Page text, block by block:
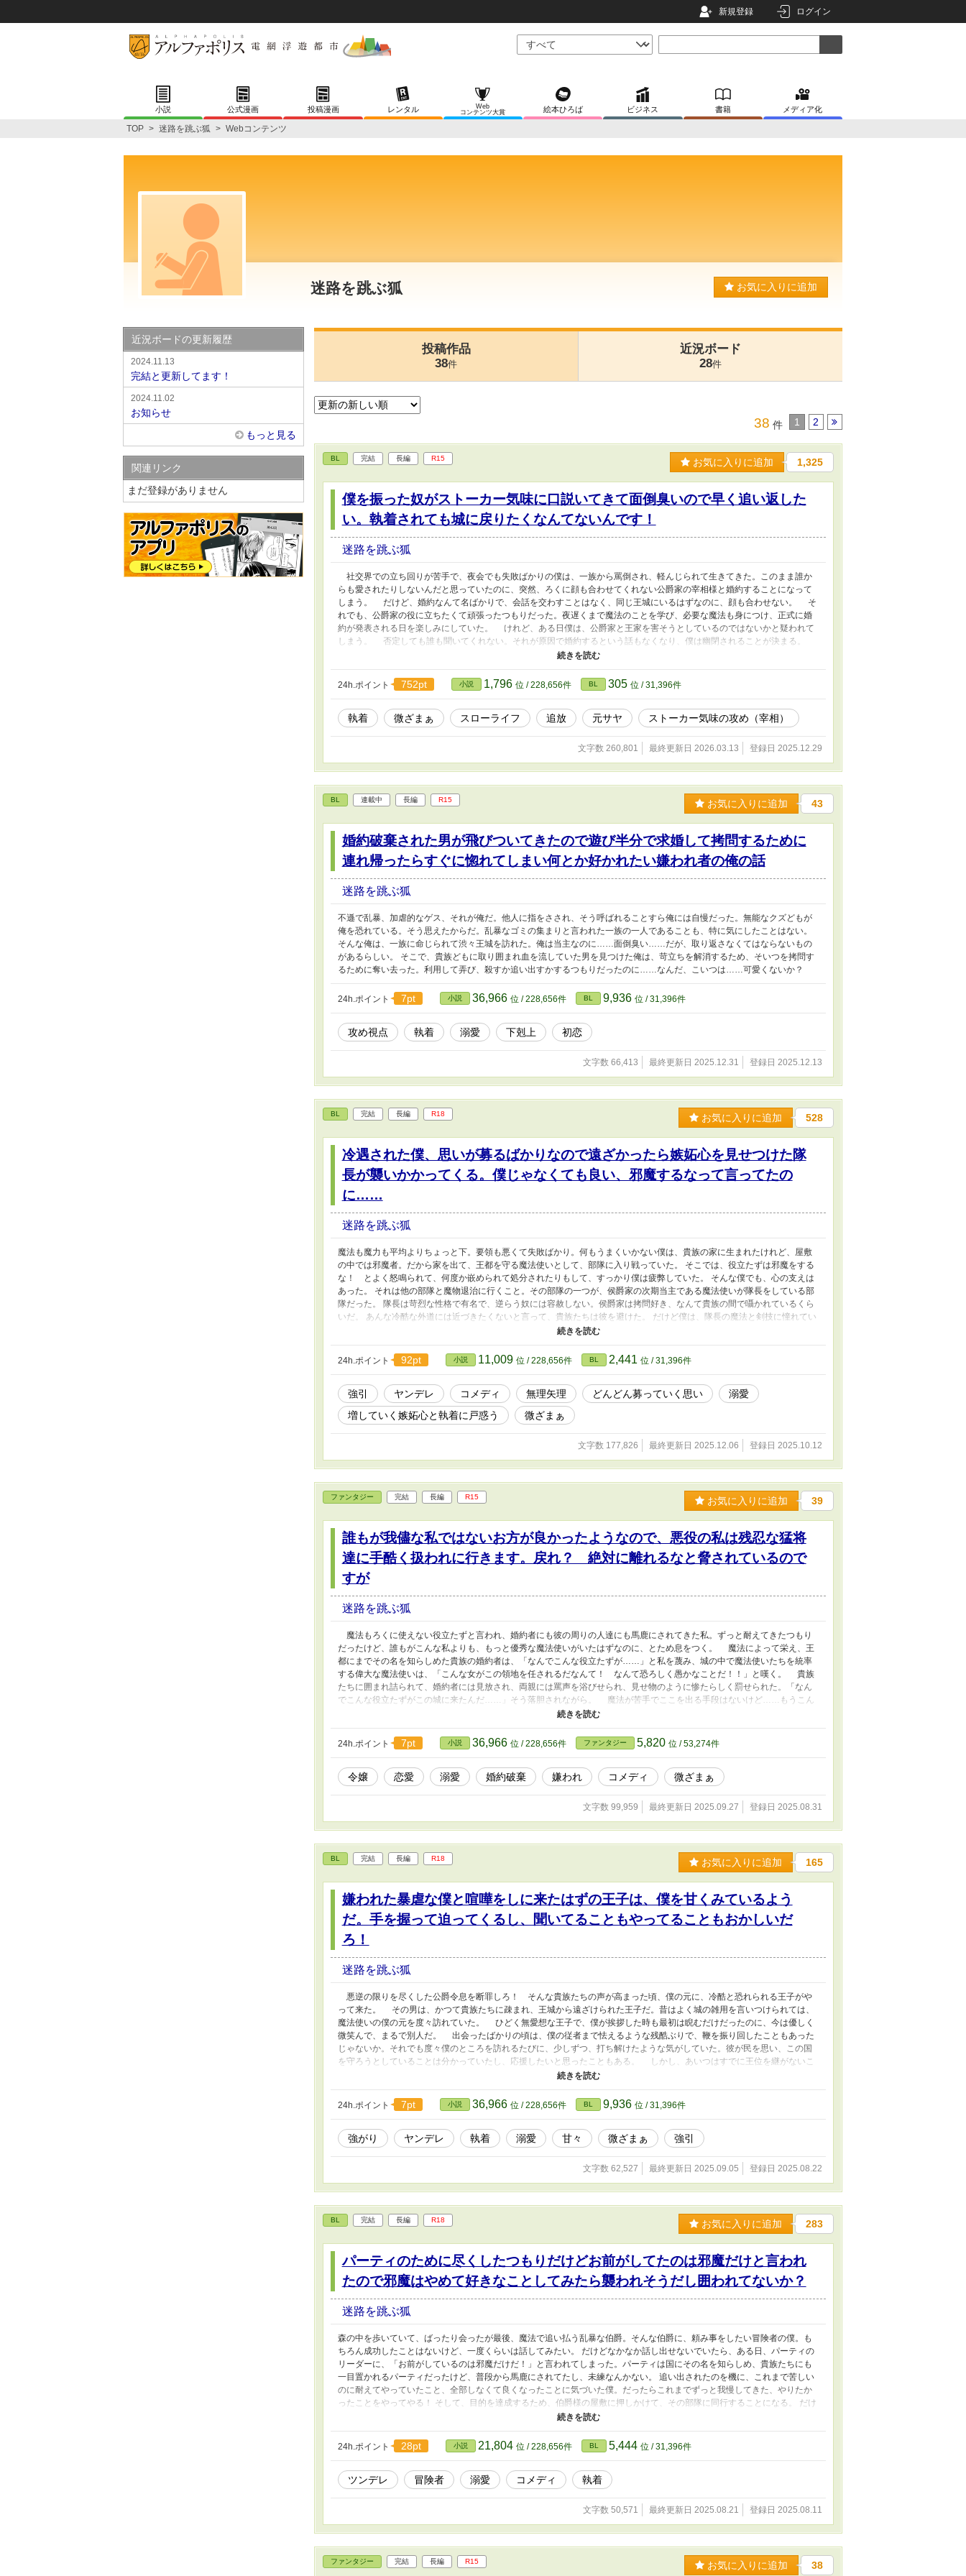
新規登録 ログイン
小説 公式漫画 投稿漫画 レンタル
Web
コンテンツ大賞
絵本ひろば ビジネス 書籍 メディア化
TOP > 迷路を跳ぶ狐 > Webコンテンツ
迷路を跳ぶ狐 お気に入りに追加
投稿作品
38件
近況ボード
28件
38 件 1 2
BL 完結 長編 R15 お気に入りに追加 1,325
僕を振った奴がストーカー気味に口説いてきて面倒臭いので早く追い返した
い。執着されても城に戻りたくなんてないんです！
迷路を跳ぶ狐
社交界での立ち回りが苦手で、夜会でも失敗ばかりの僕は、一族から罵倒され、軽んじられて生きてきた。このまま誰か
らも愛されたりしないんだと思っていたのに、突然、ろくに顔も合わせてくれない公爵家の宰相様と婚約することになって
しまう。 だけど、婚約なんて名ばかりで、会話を交わすことはなく、同じ王城にいるはずなのに、顔も合わせない。 そ
れでも、公爵家の役に立ちたくて頑張ったつもりだった。夜遅くまで魔法のことを学び、必要な魔法も身につけ、正式に婚
約が発表される日を楽しみにしていた。 けれど、ある日僕は、公爵家と王家を害そうとしているのではないかと疑われて
しまう。 否定しても誰も聞いてくれない。それが原因で婚約するという話もなくなり、僕は幽閉されることが決まる。
ほとんど話したことすらない、僕の婚約者になるはずだった宰相様は、これまでどおり、ろくに言葉も交わさないまま、
張ってきたつもりだったから。だけど、仕方ないんだ…… 全てを諦めて、王都からは遠い、幽閉の砦に連れてこられた僕
は、そこで新たな生活を始める。食事を用意したり、荒れ果てた砦を修復したりして、結構楽しく暮らせていると思ってい
気に入っているし、のんびり暮らしたいだけなんです！ 僕に構ってないで諦めてください！ ＊残酷な描写があり、攻め
24h.ポイント 752pt 小説 1,796 位 / 228,656件 BL 305 位 / 31,396件
執着 微ざまぁ スローライフ 追放 元サヤ ストーカー気味の攻め（宰相）
文字数 260,801 最終更新日 2026.03.13 登録日 2025.12.29
BL 連載中 長編 R15 お気に入りに追加 43
婚約破棄された男が飛びついてきたので遊び半分で求婚して拷問するために
連れ帰ったらすぐに惚れてしまい何とか好かれたい嫌われ者の俺の話
迷路を跳ぶ狐
不遜で乱暴、加虐的なゲス、それが俺だ。他人に指をさされ、そう呼ばれることすら俺には自慢だった。無能なクズどもが
俺を恐れている。そう思えたからだ。乱暴なゴミの集まりと言われた一族の一人であることも、特に気にしたことはない。
そんな俺は、一族に命じられて渋々王城を訪れた。俺は当主なのに……面倒臭い……だが、取り返さなくてはならないもの
があるらしい。 そこで、貴族どもに取り囲まれ血を流していた男を見つけた俺は、苛立ちを解消するため、そいつを拷問す
るために奪い去った。利用して弄び、殺すか追い出すかするつもりだったのに……なんだ、こいつは……可愛くないか？
24h.ポイント 7pt 小説 36,966 位 / 228,656件 BL 9,936 位 / 31,396件
攻め視点 執着 溺愛 下剋上 初恋
文字数 66,413 最終更新日 2025.12.31 登録日 2025.12.13
BL 完結 長編 R18 お気に入りに追加 528
冷遇された僕、思いが募るばかりなので遠ざかったら嫉妬心を見せつけた隊
長が襲いかかってくる。僕じゃなくても良い、邪魔するなって言ってたの
に……
迷路を跳ぶ狐
魔法も魔力も平均よりちょっと下。要領も悪くて失敗ばかり。何もうまくいかない僕は、貴族の家に生まれたけれど、屋敷
の中では邪魔者。だから家を出て、王都を守る魔法使いとして、部隊に入り戦っていた。 そこでは、役立たずは邪魔をする
な！ とよく怒鳴られて、何度か嵌められて処分されたりもして、すっかり僕は疲弊していた。 そんな僕でも、心の支えは
あった。 それは他の部隊と魔物退治に行くこと。その部隊の一つが、侯爵家の次期当主である魔法使いが隊長をしている部
隊だった。 隊長は苛烈な性格で有名で、逆らう奴には容赦しない。侯爵家は拷問好き、なんて貴族の間で囁かれているくら
いだ。 あんな冷酷な外道には近づきたくないと言って、貴族たちは彼を避けた。 だけど僕は、隊長の魔法と剣技に憧れてい
た。獰猛でありながら冷静、圧倒的な力を持つそれに魅了された。 もちろん彼には、部隊の端で彼らの補佐をして戦う僕な
……このどれかか、命令だけ。 彼の部隊として魔物討伐をする最後の日、彼は、「もっと鍛錬を積むなら、今後も俺の部隊
に入れてやってもいい」と誘ってくれた。 僕は喜んだけど、僕を誘った理由は、使いやすそうだから、らしい。 ちょっと寂
に彼の命じることをこなせるとは思えない。 僕は、その話を断った。彼には「後悔するぞ」って言われたけど、彼に迷惑を
かけるよりいい。 それから僕は元の部隊に戻り、彼と会うことはなかった。 それからしばらくして、彼は、第二王子が率い
る王家の部隊と共に大きな功績を上げ、侯爵家の当主になることが決まった。 僕は陰ながらお祝いするつもりだったけど、
突然彼に呼び出されてしまう。
24h.ポイント 92pt 小説 11,009 位 / 228,656件 BL 2,441 位 / 31,396件
強引 ヤンデレ コメディ 無理矢理 どんどん募っていく思い
溺愛
増していく嫉妬心と執着に戸惑う
微ざまぁ
文字数 177,826 最終更新日 2025.12.06 登録日 2025.10.12
ファンタジー 完結 長編 R15 お気に入りに追加 39
誰もが我儘な私ではないお方が良かったようなので、悪役の私は残忍な猛将
達に手酷く扱われに行きます。戻れ？ 絶対に離れるなと脅されているので
すが
迷路を跳ぶ狐
魔法もろくに使えない役立たずと言われ、婚約者にも彼の周りの人達にも馬鹿にされてきた私。ずっと耐えてきたつもり
だったけど、誰もがこんな私よりも、もっと優秀な魔法使いがいたはずなのに、とため息をつく。 魔法によって栄え、王
都にまでその名を知らしめた貴族の婚約者は、「なんでこんな役立たずが……」と私を蔑み、城の中で魔法使いたちを統率
する偉大な魔法使いは、「こんな女がこの領地を任されるだなんて！ なんて恐ろしく愚かなことだ！！」と嘆く。 貴族
たちに囲まれ詰られて、婚約者には見放され、両親には罵声を浴びせられ、見せ物のように惨たらしく罰せられた。「なん
でこんな役立たずがこの城に来たんだ……」そう落胆されながら。 魔法が苦手でここを出る手段はないけど……もうこん
なところにいられるか！ そう決意した私に、私を虐げていた誰もが腹を立てる。激しくぶたれた私は、機嫌を損ねた残忍
つく森の城についてからは、暗く小さな部屋に放り込まれた。 たった一人で食事をして、何もない部屋から見窄らしい格
好で窓の外を見上げる。 なんだこれ………… 「最高…………」 もう、私を踏み躙る奴らに好きに扱われることはないん
いのままに身につけに行ける！！ 何もないのでこれから欲しいもの全部、手に入れに行きます！ そんな風にして竜族の
24h.ポイント 7pt 小説 36,966 位 / 228,656件 ファンタジー 5,820 位 / 53,274件
令嬢 恋愛 溺愛 婚約破棄 嫌われ コメディ 微ざまぁ
文字数 99,959 最終更新日 2025.09.27 登録日 2025.08.31
BL 完結 長編 R18 お気に入りに追加 165
嫌われた暴虐な僕と喧嘩をしに来たはずの王子は、僕を甘くみているよう
だ。手を握って迫ってくるし、聞いてることもやってることもおかしいだ
ろ！
迷路を跳ぶ狐
悪逆の限りを尽くした公爵令息を断罪しろ！ そんな貴族たちの声が高まった頃、僕の元に、冷酷と恐れられる王子がや
って来た。 その男は、かつて貴族たちに疎まれ、王城から遠ざけられた王子だ。昔はよく城の雑用を言いつけられては、
魔法使いの僕の元を度々訪れていた。 ひどく無愛想な王子で、僕が挨拶した時も最初は睨むだけだったのに、今は優しく
微笑んで、まるで別人だ。 出会ったばかりの頃は、僕の従者まで怯えるような残酷ぶりで、鞭を振り回したこともあった
じゃないか。それでも度々僕のところを訪れるたびに、少しずつ、打ち解けたような気がしていた。彼が民を思い、この国
を守ろうとしていることは分かっていたし、応援したいと思ったこともある。 しかし、あいつはすでに王位を継がないこ
とが決まっていて、次第に僕の元に来るのはあいつの従者になった。 あいつが僕のもとを訪れなくなってから、貴族たち
たクズばかり。無事にやっているのかと、少し心配だった。 そんなある日、知らせが来た。僕の屋敷はすでに取り壊され
ることが決まっていて、僕がしていた結界の魔法の管理は、他の貴族が受け継ぐのだと。 は？ 一方的にも程がある。
るな。そんな話、勝手に進めるな。 貴族たちの間では、みくびられたら終わりだ。 腕を組んでその男を睨みつける僕
に、嬉しかった。 だが、それとこれとは話が別だ！ 僕を甘く見るなよ。僕にはこれから、やりたいことがたくさんあ
る。 僕は、屋敷で働いてくれていたみんなを知り合いの魔法使いに預け、王族と、それに纏わり付いて甘い汁を吸う貴族
たちと戦うことを決意した。 手始めに…… 王族など、僕が追い返してやろう！ そう思って対峙したはずなのに、僕を
連れ出した王子は、なんだか様子がおかしい。「この馬車は気に入ってもらえなかったか？」だの、「酒は何が好きだ？」
だの……それは今、関係ないだろう……それに、少し距離が近すぎるぞ。そうか、喧嘩がしたいのか。おい、待て。なぜ手
を握るんだ？ あまり近づくな！！ 僕は距離を詰められるのがどうしようもなく嫌いなんだぞ！
24h.ポイント 7pt 小説 36,966 位 / 228,656件 BL 9,936 位 / 31,396件
強がり ヤンデレ 執着 溺愛 甘々 微ざまぁ 強引
文字数 62,527 最終更新日 2025.09.05 登録日 2025.08.22
BL 完結 長編 R18 お気に入りに追加 283
パーティのために尽くしたつもりだけどお前がしてたのは邪魔だけと言われ
たので邪魔はやめて好きなことしてみたら襲われそうだし囲われてないか？
迷路を跳ぶ狐
森の中を歩いていて、ばったり会ったが最後、魔法で追い払う乱暴な伯爵。そんな伯爵に、頼み事をしたい冒険者の僕。も
ちろん成功したことはないけど、一度くらいは話してみたい。 だけどなかなか話し出せないでいたら、ある日、パーティの
リーダーに、「お前がしているのは邪魔だけだ！」と言われてしまった。パーティは国にその名を知らしめ、貴族たちにも
一目置かれるパーティだったけど、普段から馬鹿にされてたし、未練なんかない。 追い出されたのを機に、これまで苦しい
のに耐えてやっていたこと、全部しなくて良くなったことに気づいた僕。だったらこれまでずっと我慢してきた、やりたか
ったことをやってやる！ そして、目的を達成するため、伯爵様の屋敷に押しかけて、その部隊に同行することになる。 だけ
ど、その時僕は、すでに優秀なパーティの邪魔ばかりしていたと噂になっていたし、僕を不本意ながら連れて行くことにな
ったら、貴様はパーティの奴隷だ。夜は全員に奉仕しろ！」と言い出した。 そんなの、あんまりだ！ カッとなった僕は、
「いいですよ！ 代わりに僕が手に入れたら伯爵様が奴隷です！！」と、怒鳴り返してしまう。 こうして僕らは冒険に出か
諦める僕。 ……だけど伯爵様……なんだかいつも、僕に優しくないか？ 愛が重いのに素直になれないツンデレ伯爵×自由に
24h.ポイント 28pt 小説 21,804 位 / 228,656件 BL 5,444 位 / 31,396件
ツンデレ 冒険者 溺愛 コメディ 執着
文字数 50,571 最終更新日 2025.08.21 登録日 2025.08.11
ファンタジー 完結 長編 R15 お気に入りに追加 38
近況ボードの更新履歴
2024.11.13
完結と更新してます！
2024.11.02
お知らせ
もっと見る
関連リンク
まだ登録がありません